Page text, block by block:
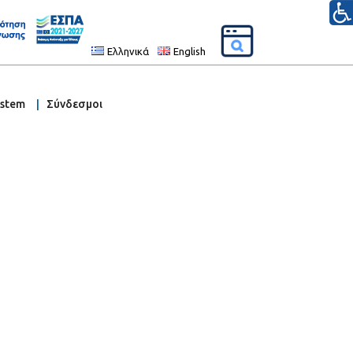
Ελληνικά English
Σύνδεσμοι